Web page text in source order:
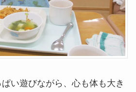
い遊びながら、心も体も大き